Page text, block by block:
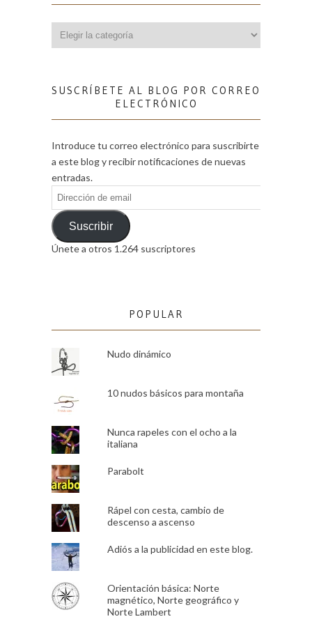
SUSCRÍBETE AL BLOG POR CORREO
ELECTRÓNICO
Introduce tu correo electrónico para suscribirte
a este blog y recibir notificaciones de nuevas
entradas.
Dirección
de
emailSuscribir
Únete a otros 1.264 suscriptores
POPULAR
Nudo dinámico
10 nudos básicos para montaña
Nunca rapeles con el ocho a la
italiana
Parabolt
Rápel con cesta, cambio de
descenso a ascenso
Adiós a la publicidad en este blog.
Orientación básica: Norte
magnético, Norte geográfico y
Norte Lambert